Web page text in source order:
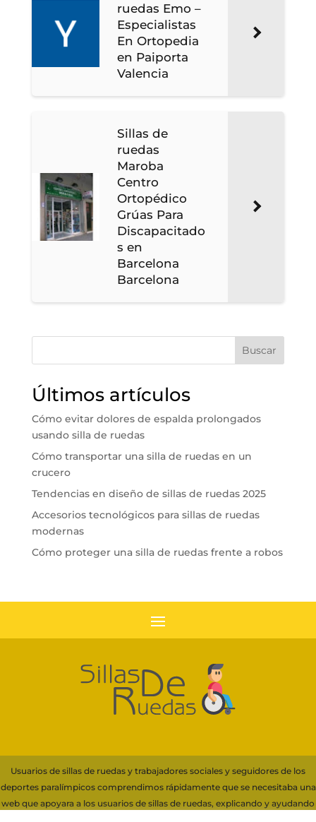
ruedas Emo –
Especialistas
En Ortopedia
en Paiporta
Valencia
Sillas de
ruedas
Maroba
Centro
Ortopédico
Grúas Para
Discapacitado
s en
Barcelona
Barcelona
Buscar
Últimos artículos
Cómo evitar dolores de espalda prolongados
usando silla de ruedas
Cómo transportar una silla de ruedas en un
crucero
Tendencias en diseño de sillas de ruedas 2025
Accesorios tecnológicos para sillas de ruedas
modernas
Cómo proteger una silla de ruedas frente a robos
Usuarios de sillas de ruedas y trabajadores sociales y seguidores de los
deportes paralímpicos comprendimos rápidamente que se necesitaba una
web que apoyara a los usuarios de sillas de ruedas, explicando y ayudando